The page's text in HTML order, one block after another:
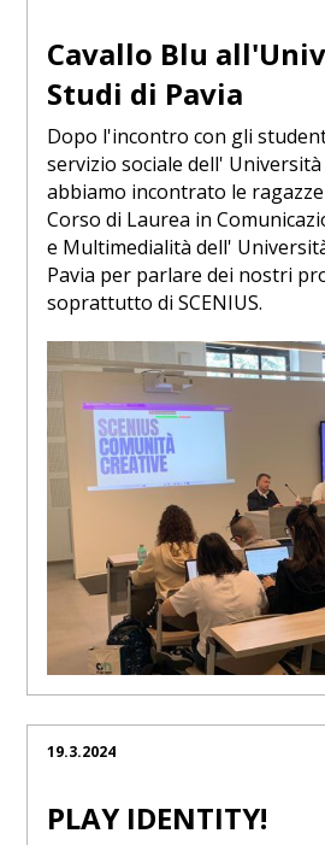
Cavallo Blu
Studi di Pavia
Dopo l'incontro con gli
servizio sociale dell'
abbiamo incontrato le
Corso di Laurea in
e Multimedialità dell'
Pavia per parlare dei nostri
soprattutto di SCENIUS.
19.3.2024
PLAY IDENTITY!